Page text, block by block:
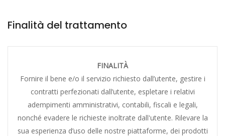
Finalità del trattamento
FINALITÀ
Fornire il bene e/o il servizio richiesto dall’utente, gestire i
contratti perfezionati dall’utente, espletare i relativi
adempimenti amministrativi, contabili, fiscali e legali,
nonché evadere le richieste inoltrate dall'utente. Rilevare la
sua esperienza d’uso delle nostre piattaforme, dei prodotti